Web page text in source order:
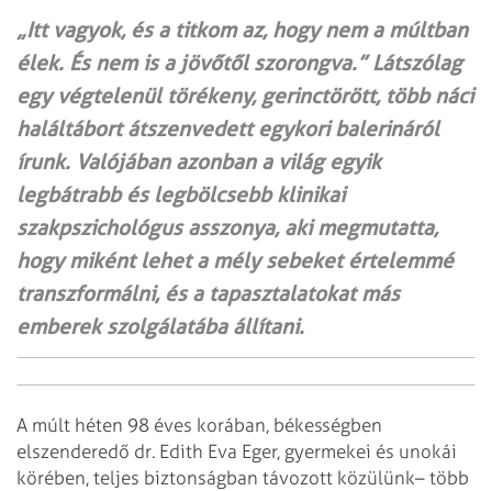
„Itt vagyok, és a titkom az, hogy nem a múltban
élek. És nem is a jövőtől szorongva.” Látszólag
egy végtelenül törékeny, gerinctörött, több náci
haláltábort átszenvedett egykori balerináról
írunk. Valójában azonban a világ egyik
legbátrabb és legbölcsebb klinikai
szakpszichológus asszonya, aki megmutatta,
hogy miként lehet a mély sebeket értelemmé
transzformálni, és a tapasztalatokat más
emberek szolgálatába állítani.
A múlt héten 98 éves korában, békességben
elszenderedő dr. Edith Eva Eger, gyermekei és unokái
körében, teljes biztonságban távozott közülünk– több